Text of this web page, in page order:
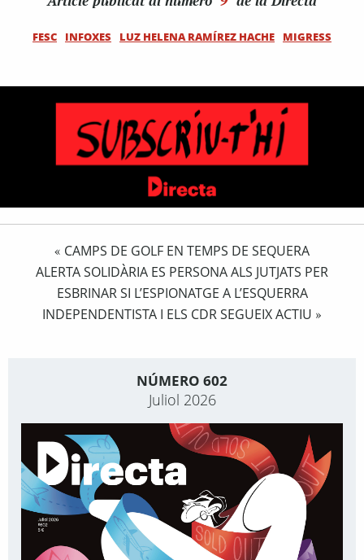
FESC INFOXES LUZ HELENA RAMÍREZ HACHE MIGRESS
« CAMPS DE GOLF EN TEMPS DE SEQUERA
ALERTA SOLIDÀRIA ES PERSONA ALS JUTJATS PER
ESBRINAR SI L’ESPIONATGE A L’ESQUERRA
INDEPENDENTISTA I ELS CDR SEGUEIX ACTIU »
NÚMERO 602
Juliol 2026